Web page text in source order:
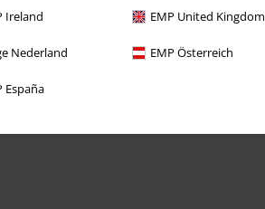
Ireland EMP United Kingdom
Nederland EMP Österreich
España